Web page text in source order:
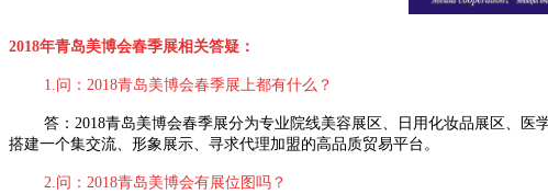
2018年青岛美博会春季展相关答疑：
1.问：2018青岛美博会春季展上都有什么？
答：2018青岛美博会春季展分为专业院线美容展区、日用化妆品展区、
搭建一个集交流、形象展示、寻求代理加盟的高品质贸易平台。
2.问：2018青岛美博会有展位图吗？